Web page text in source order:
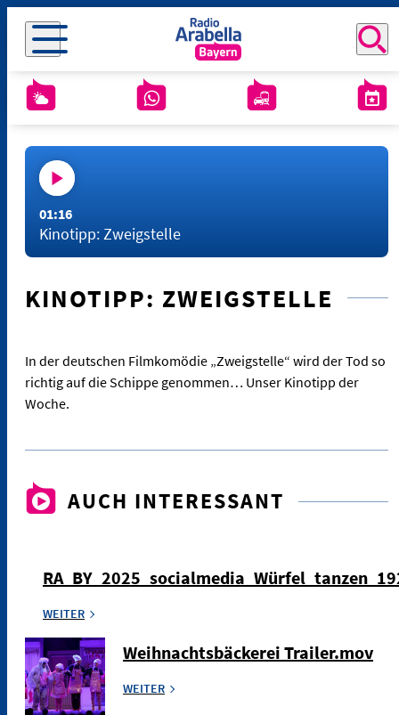
01:16
Kinotipp: Zweigstelle
KINOTIPP: ZWEIGSTELLE
In der deutschen Filmkomödie „Zweigstelle“ wird der Tod so
richtig auf die Schippe genommen… Unser Kinotipp der
Woche.
AUCH INTERESSANT
WEITER
Weihnachtsbäckerei Trailer.mov
WEITER